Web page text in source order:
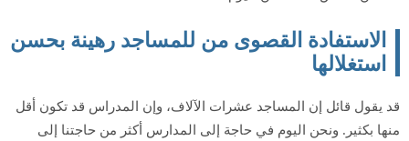
الاستفادة القصوى من للمساجد رهينة بحسن
استغلالها
قد يقول قائل إن المساجد عشرات الآلاف، وإن المدراس قد تكون أقل
منها بكثير. ونحن اليوم في حاجة إلى المدارس أكثر من حاجتنا إلى